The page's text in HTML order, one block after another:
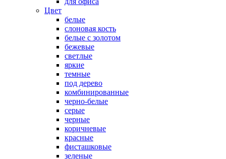
Цвет
белые
слоновая кость
белые с золотом
бежевые
светлые
яркие
темные
под дерево
комбинированные
черно-белые
серые
черные
коричневые
красные
фисташковые
зеленые